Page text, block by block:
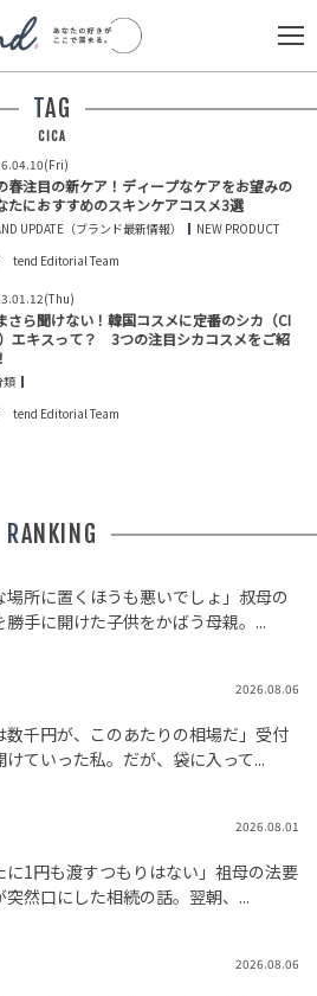
H
original RECOMMED editor
RECOMMEND ARENA TOP
H
Team
よほど国民生活を考えている」「議論できる
の人）
Team
TAG
CICA
春注目の新ケア！ディープなケアをお望みの
たにおすすめのスキンケアコスメ3選
UPDATE（ブランド最新情報）
NEW PRODUCT
tend Editorial Team
さら聞けない！韓国コスメに定番のシカ（CI
エキスって？ 3つの注目シカコスメをご紹
類
tend Editorial Team
RANKING
場所に置くほうも悪いでしょ」叔母の
勝手に開けた子供をかばう母親。...
2026.08.06
数千円が、このあたりの相場だ」受付
けていった私。だが、袋に入って...
2026.08.01
に1円も渡すつもりはない」祖母の法要
突然口にした相続の話。翌朝、...
2026.08.06